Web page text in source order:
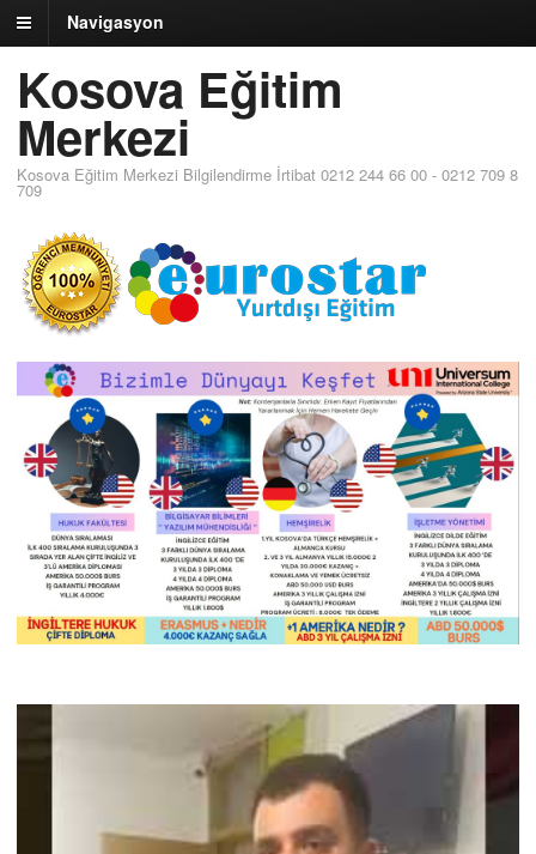
Navigasyon
Kosova Eğitim
Merkezi
Kosova Eğitim Merkezi Bilgilendirme İrtibat 0212 244 66 00 - 0212 709 8
709